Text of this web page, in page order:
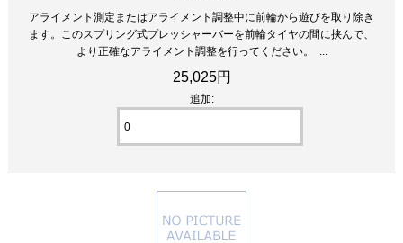
アライメント測定またはアライメント調整中に前輪から遊びを取り除き
ます。このスプリング式プレッシャーバーを前輪タイヤの間に挟んで、
より正確なアライメント調整を行ってください。 ...
25,025円
追加: